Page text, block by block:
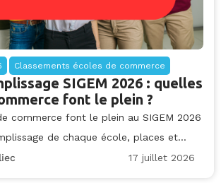
Classements écoles de commerce
SIGEM 2026 : quelles
font le plein ?
commerce font le plein au SIGEM 2026
de chaque école, places et...
17 juillet 2026